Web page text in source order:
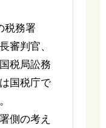
税務署
審判官、
税局訟務
国税庁で
側の考え